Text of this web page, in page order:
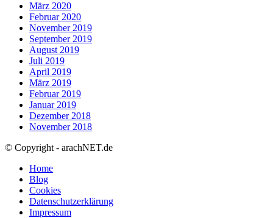
März 2020
Februar 2020
November 2019
September 2019
August 2019
Juli 2019
April 2019
März 2019
Februar 2019
Januar 2019
Dezember 2018
November 2018
© Copyright - arachNET.de
Home
Blog
Cookies
Datenschutzerklärung
Impressum